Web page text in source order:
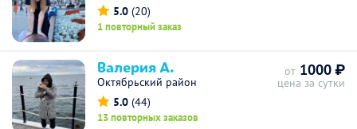
5.0 (20)
1 повторный заказ
Валерия А.
Октябрьский район
5.0 (44)
13 повторных заказов
от 1000 ₽
цена за сутки